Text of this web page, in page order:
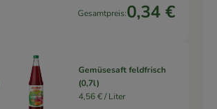
Gesamtpreis:0,34 €
Gemüsesaft feldfrisch
(0,7l)
4,56 € /Liter